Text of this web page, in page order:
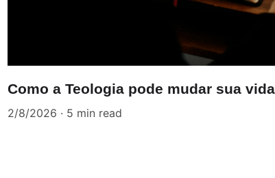
Como a Teologia pode mudar sua vida
2/8/2026 5 min read